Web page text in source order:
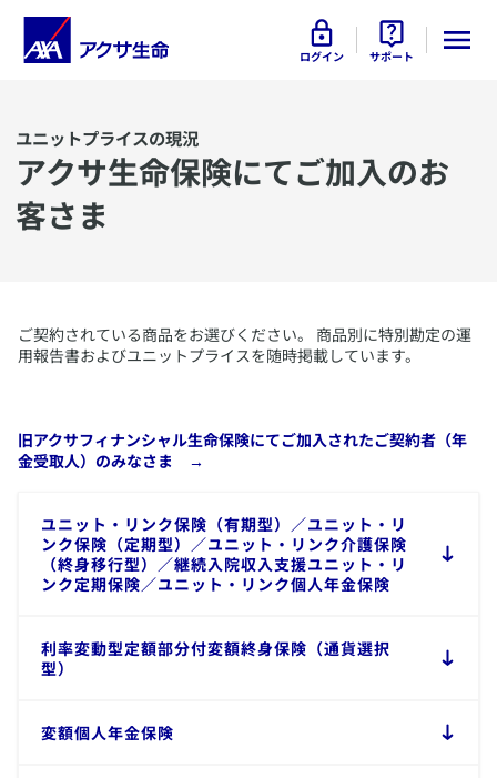
ログイン サポート
ユニットプライスの現況
アクサ生命保険にてご加入のお
客さま
​ご契約されている商品をお選びください。 商品別に特別勘定の運
用報告書およびユニットプライスを随時掲載しています。
​旧アクサフィナンシャル生命保険にてご加入されたご契約者（年
金受取人）のみなさま →
​ユニット・リンク保険（有期型）／ユニット・リ
ンク保険（定期型）／ユニット・リンク介護保険
（終身移行型）／継続入院収入支援ユニット・リ
ンク定期保険／ユニット・リンク個人年金保険
利率変動型定額部分付変額終身保険（通貨選択
型）
変額個人年金保険